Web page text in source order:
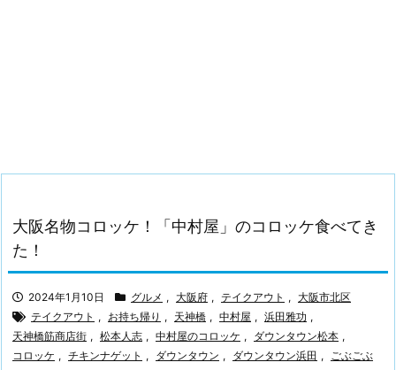
大阪名物コロッケ！「中村屋」のコロッケ食べてき
た！
2024年1月10日 グルメ , 大阪府 , テイクアウト , 大阪市北区
テイクアウト , お持ち帰り , 天神橋 , 中村屋 , 浜田雅功 ,
天神橋筋商店街 , 松本人志 , 中村屋のコロッケ , ダウンタウン松本 ,
コロッケ , チキンナゲット , ダウンタウン , ダウンタウン浜田 , ごぶごぶ